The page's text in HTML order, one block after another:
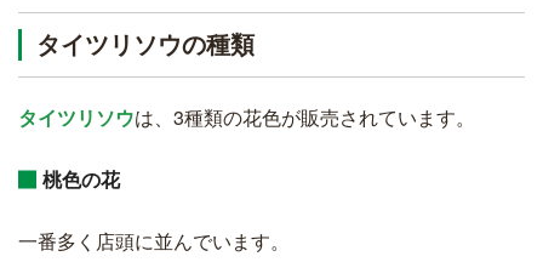
タイツリソウの種類
タイツリソウは、3種類の花色が販売されています。
桃色の花
一番多く店頭に並んでいます。